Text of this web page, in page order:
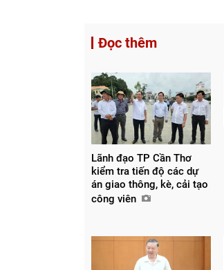
Đọc thêm
Lãnh đạo TP Cần Thơ
kiểm tra tiến độ các dự
án giao thông, kè, cải tạo
công viên